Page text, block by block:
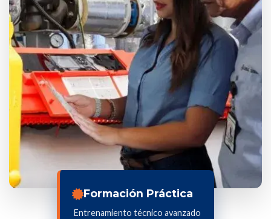
Formación Práctica
Entrenamiento técnico avanzado